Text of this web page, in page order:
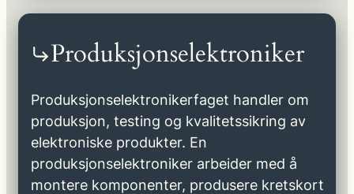
Produksjonselektroniker
Produksjonselektronikerfaget handler om
produksjon, testing og kvalitetssikring av
elektroniske produkter. En
produksjonselektroniker arbeider med å
montere komponenter, produsere kretskort